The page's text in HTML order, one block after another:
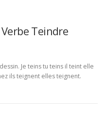
Teindre
Je teins tu teins il teint elle
ils teignent elles teignent.